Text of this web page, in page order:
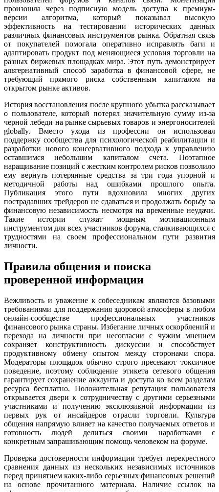
произошла через подписную модель доступа к премиум-
версии алгоритма, который показывал высокую
эффективность на тестировании исторических данных
различных финансовых инструментов рынка. Обратная связь
от покупателей помогала оперативно исправлять баги и
адаптировать продукт под меняющиеся условия торговли на
разных биржевых площадках мира. Этот путь демонстрирует
альтернативный способ заработка в финансовой сфере, не
требующий прямого риска собственным капиталом на
открытом рынке активов.
История восстановления после крупного убытка рассказывает
о пользователе, который потерял значительную сумму из-за
черной лебеди на рынке сырьевых товаров и энергоносителей
globally. Вместо ухода из профессии он использовал
поддержку сообщества для психологической реабилитации и
разработки нового консервативного подхода к управлению
оставшимся небольшим капиталом счета. Поэтапное
наращивание позиций с жестким контролем рисков позволило
ему вернуть потерянные средства за три года упорной и
методичной работы над ошибками прошлого опыта.
Публикация этого пути вдохновила многих других
пострадавших трейдеров не сдаваться и продолжать борьбу за
финансовую независимость несмотря на временные неудачи.
Такие истории служат мощным мотивационным
инструментом для всех участников форума, сталкивающихся с
трудностями на своем профессиональном пути развития
личности.
Правила общения и поиска
проверенной информации
Вежливость и уважение к собеседникам являются базовыми
требованиями для поддержания здоровой атмосферы в любом
онлайн-сообществе профессиональных участников
финансового рынка страны. Избегание личных оскорблений и
перехода на личности при несогласии с чужим мнением
сохраняет конструктивность дискуссии и способствует
продуктивному обмену опытом между сторонами спора.
Модераторы площадок обычно строго пресекают токсичное
поведение, поэтому соблюдение этикета сетевого общения
гарантирует сохранение аккаунта и доступа ко всем разделам
ресурса бесплатно. Положительная репутация пользователя
открывается двери к сотрудничеству с другими серьезными
участниками и получению эксклюзивной информации из
первых рук от инсайдеров отрасли торговли. Культура
общения напрямую влияет на качество получаемых ответов и
готовность людей делиться своими наработками с
конкретным запрашивающим помощь человеком на форуме.
Проверка достоверности информации требует перекрестного
сравнения данных из нескольких независимых источников
перед принятием каких-либо серьезных финансовых решений
на основе прочитанного материала. Наличие ссылок на